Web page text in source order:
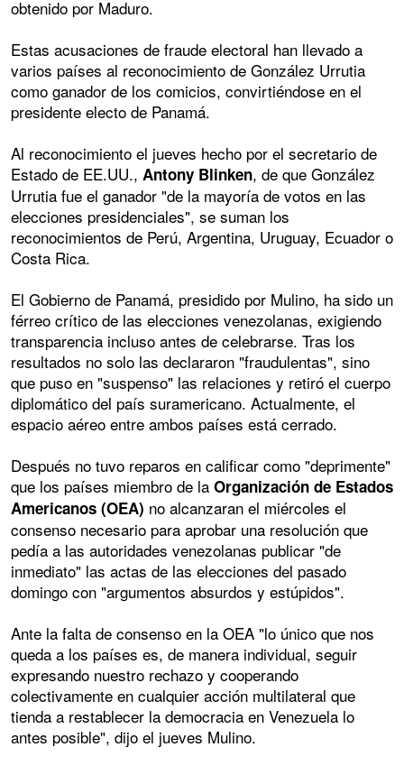
obtenido por Maduro.
Estas acusaciones de fraude electoral han llevado a
varios países al reconocimiento de González Urrutia
como ganador de los comicios, convirtiéndose en el
presidente electo de Panamá.
Al reconocimiento el jueves hecho por el secretario de
Estado de EE.UU., Antony Blinken, de que González
Urrutia fue el ganador "de la mayoría de votos en las
elecciones presidenciales", se suman los
reconocimientos de Perú, Argentina, Uruguay, Ecuador o
Costa Rica.
El Gobierno de Panamá, presidido por Mulino, ha sido un
férreo crítico de las elecciones venezolanas, exigiendo
transparencia incluso antes de celebrarse. Tras los
resultados no solo las declararon "fraudulentas", sino
que puso en "suspenso" las relaciones y retiró el cuerpo
diplomático del país suramericano. Actualmente, el
espacio aéreo entre ambos países está cerrado.
Después no tuvo reparos en calificar como "deprimente"
que los países miembro de la Organización de Estados
Americanos (OEA) no alcanzaran el miércoles el
consenso necesario para aprobar una resolución que
pedía a las autoridades venezolanas publicar "de
inmediato" las actas de las elecciones del pasado
domingo con "argumentos absurdos y estúpidos".
Ante la falta de consenso en la OEA "lo único que nos
queda a los países es, de manera individual, seguir
expresando nuestro rechazo y cooperando
colectivamente en cualquier acción multilateral que
tienda a restablecer la democracia en Venezuela lo
antes posible", dijo el jueves Mulino.